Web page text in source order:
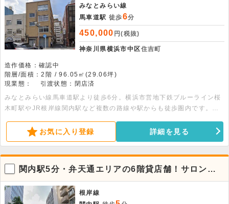
みなとみらい線
馬車道駅 徒歩6分
450,000 円(税抜)
神奈川県横浜市中区住吉町
造作価格：確認中
階層/面積：2階 / 96.05㎡(29.06坪)
現業態：
引渡状態：閉店済
みなとみらい線馬車道駅より徒歩6分。横浜市営地下鉄ブルーライン桜
木町駅やJR根岸線関内駅など複数の路線や駅からも徒歩圏内です。再
す。1フロア1テナントとなっており、専有部分にトイレがあります。
飲食店の出店もご相談可能です。
お気に入り登録 詳細を見る
関内駅5分・弁天通エリアの6階貸店舗！サロン等
業種相談可
根岸線